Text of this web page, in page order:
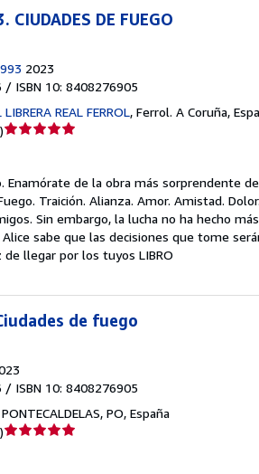
CIUDADES DE FUEGO
2023
/ ISBN 10: 8408276905
REAL FERROL, Ferrol. A Coruña,
)Calificación
5
de
5
estrellas
Enamórate de la obra más sorprendente
Traición. Alianza. Amor. Amistad.
Sin embargo, la lucha no ha hecho
sabe que las decisiones que tome
de llegar por los tuyos LIBRO
de fuego
/ ISBN 10: 8408276905
PONTECALDELAS, PO, España
)Calificación